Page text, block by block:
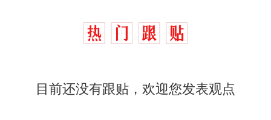
目前还没有跟贴，欢迎您发表观点